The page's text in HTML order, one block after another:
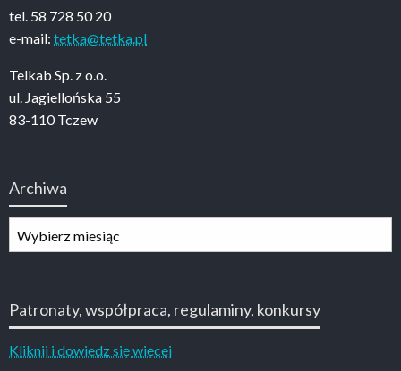
tel. 58 728 50 20
e-mail: tetka@tetka.pl
Telkab Sp. z o.o.
ul. Jagiellońska 55
83-110 Tczew
Archiwa
Patronaty, współpraca, regulaminy, konkursy
Kliknij i dowiedz się więcej